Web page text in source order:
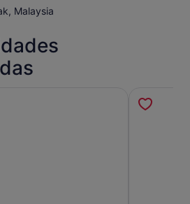
Malaysia